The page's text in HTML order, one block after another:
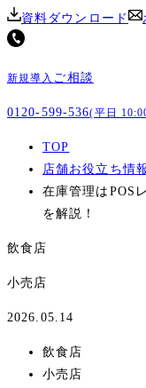
資料ダウンロード
新規導入 ご相談
0120-599-536(平日
TOP
店舗お役立ち情
在庫管理はPOS
を解説！
飲食店
小売店
2026.05.14
飲食店
小売店